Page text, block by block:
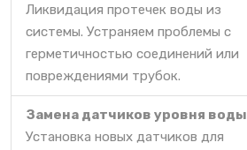
Ликвидация протечек воды из
системы. Устраняем проблемы с
герметичностью соединений или
повреждениями трубок.
Замена датчиков уровня воды
Установка новых датчиков для